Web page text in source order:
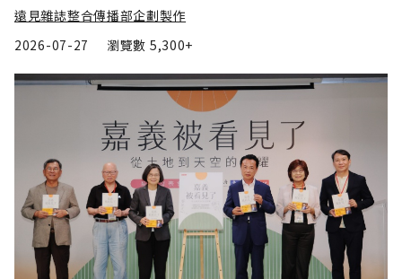
遠見雜誌整合傳播部企劃製作
2026-07-27
瀏覽數 5,300+